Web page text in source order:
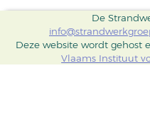
De
Deze website wordt gehost
Vlaams Instituut